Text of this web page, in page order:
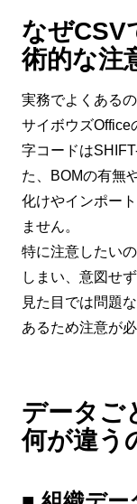
なぜCSV
術的な注
実務でよくある
サイボウズOffice
字コードは
た、BOMの有無
化けやインポー
ません。
特に注意したい
しまい、意図せ
見た目では問題
あるため注意が必
データご
何が違う